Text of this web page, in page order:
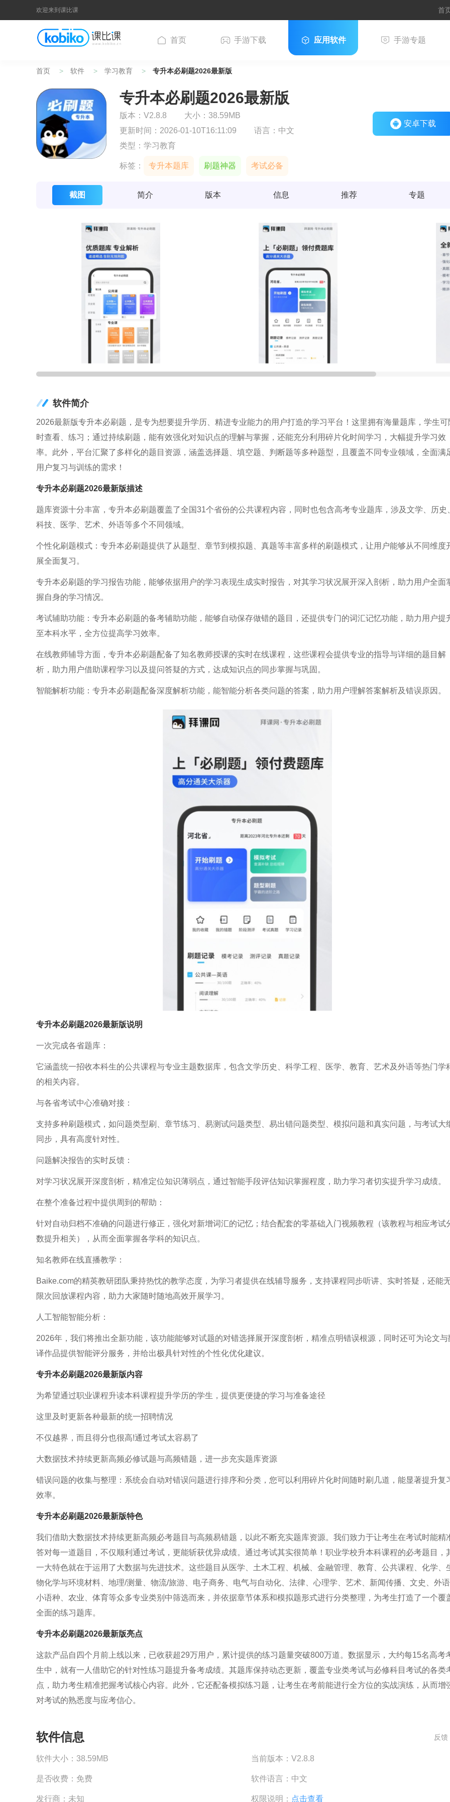
欢迎来到课比课 首
首页 手游下载 应用软件 手游专题
首页 软件 学习教育 专升本必刷题2026最新版
专升本必刷题2026最新版
版本： V2.8.8
大小：38.59MB
更新时间：2026-01-10T16:11:09
语言： 中文
类型：学习教育
标签： 专升本题库 刷题神器 考试必备
安卓下载
截图 简介 版本 信息 推荐 专题
软件简介
2026最新版专升本必刷题，是专为想要提升学历、精进专业能力的用户打造的学习平台！这里拥有海量题库，学生可
时查看、练习；通过持续刷题，能有效强化对知识点的理解与掌握，还能充分利用碎片化时间学习，大幅提升学习效
率。此外，平台汇聚了多样化的题目资源，涵盖选择题、填空题、判断题等多种题型，且覆盖不同专业领域，全面满
用户复习与训练的需求！
专升本必刷题2026最新版描述
题库资源十分丰富，专升本必刷题覆盖了全国31个省份的公共课程内容，同时也包含高考专业题库，涉及文学、历史
科技、医学、艺术、外语等多个不同领域。
个性化刷题模式：专升本必刷题提供了从题型、章节到模拟题、真题等丰富多样的刷题模式，让用户能够从不同维度
展全面复习。
专升本必刷题的学习报告功能，能够依据用户的学习表现生成实时报告，对其学习状况展开深入剖析，助力用户全面
握自身的学习情况。
考试辅助功能：专升本必刷题的备考辅助功能，能够自动保存做错的题目，还提供专门的词汇记忆功能，助力用户提
至本科水平，全方位提高学习效率。
在线教师辅导方面，专升本必刷题配备了知名教师授课的实时在线课程，这些课程会提供专业的指导与详细的题目解
析，助力用户借助课程学习以及提问答疑的方式，达成知识点的同步掌握与巩固。
智能解析功能：专升本必刷题配备深度解析功能，能智能分析各类问题的答案，助力用户理解答案解析及错误原因。
专升本必刷题2026最新版说明
一次完成各省题库：
它涵盖统一招收本科生的公共课程与专业主题数据库，包含文学历史、科学工程、医学、教育、艺术及外语等热门学
的相关内容。
与各省考试中心准确对接：
支持多种刷题模式，如问题类型刷、章节练习、易测试问题类型、易出错问题类型、模拟问题和真实问题，与考试大
同步，具有高度针对性。
问题解决报告的实时反馈：
对学习状况展开深度剖析，精准定位知识薄弱点，通过智能手段评估知识掌握程度，助力学习者切实提升学习成绩。
在整个准备过程中提供周到的帮助：
针对自动归档不准确的问题进行修正，强化对新增词汇的记忆；结合配套的零基础入门视频教程（该教程与相应考试
数提升相关），从而全面掌握各学科的知识点。
知名教师在线直播教学：
Baike.com的精英教研团队秉持热忱的教学态度，为学习者提供在线辅导服务，支持课程同步听讲、实时答疑，还能
限次回放课程内容，助力大家随时随地高效开展学习。
人工智能智能分析：
2026年，我们将推出全新功能，该功能能够对试题的对错选择展开深度剖析，精准点明错误根源，同时还可为论文与
译作品提供智能评分服务，并给出极具针对性的个性化优化建议。
专升本必刷题2026最新版内容
为希望通过职业课程升读本科课程提升学历的学生，提供更便捷的学习与准备途径
这里及时更新各种最新的统一招聘情况
不仅越界，而且得分也很高!通过考试太容易了
大数据技术持续更新高频必修试题与高频错题，进一步充实题库资源
错误问题的收集与整理：系统会自动对错误问题进行排序和分类，您可以利用碎片化时间随时刷几道，能显著提升复
效率。
专升本必刷题2026最新版特色
我们借助大数据技术持续更新高频必考题目与高频易错题，以此不断充实题库资源。我们致力于让考生在考试时能精
答对每一道题目，不仅顺利通过考试，更能斩获优异成绩。通过考试其实很简单！职业学校升本科课程的必考题目，
一大特色就在于运用了大数据与先进技术。这些题目从医学、土木工程、机械、金融管理、教育、公共课程、化学、
物化学与环境材料、地理/测量、物流/旅游、电子商务、电气与自动化、法律、心理学、艺术、新闻传播、文史、外
小语种、农业、体育等众多专业类别中筛选而来，并依据章节体系和模拟题形式进行分类整理，为考生打造了一个覆
全面的练习题库。
专升本必刷题2026最新版亮点
这款产品自四个月前上线以来，已收获超29万用户，累计提供的练习题量突破800万道。数据显示，大约每15名高考
生中，就有一人借助它的针对性练习题提升备考成绩。其题库保持动态更新，覆盖专业类考试与必修科目考试的各类
点，助力考生精准把握考试核心内容。此外，它还配备模拟练习题，让考生在考前能进行全方位的实战演练，从而增
对考试的熟悉度与应考信心。
软件信息 反馈
软件大小： 38.59MB 当前版本： V2.8.8
是否收费： 免费 软件语言： 中文
发行商： 未知 权限说明： 点击查看